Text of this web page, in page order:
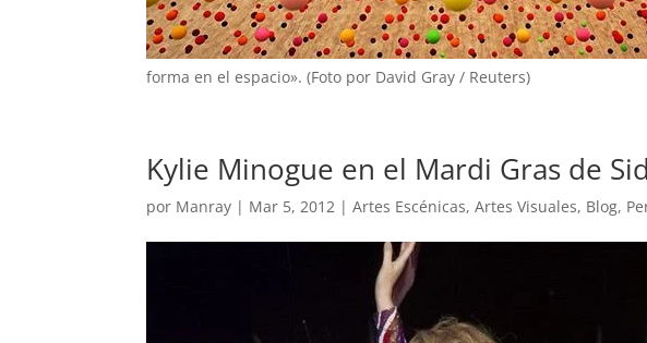
forma en el espacio». (Foto por David Gray / Reuters)
Kylie Minogue en el Mardi Gras de
por Manray | Mar 5, 2012 |Artes Escénicas,Artes Visuales, Blog,